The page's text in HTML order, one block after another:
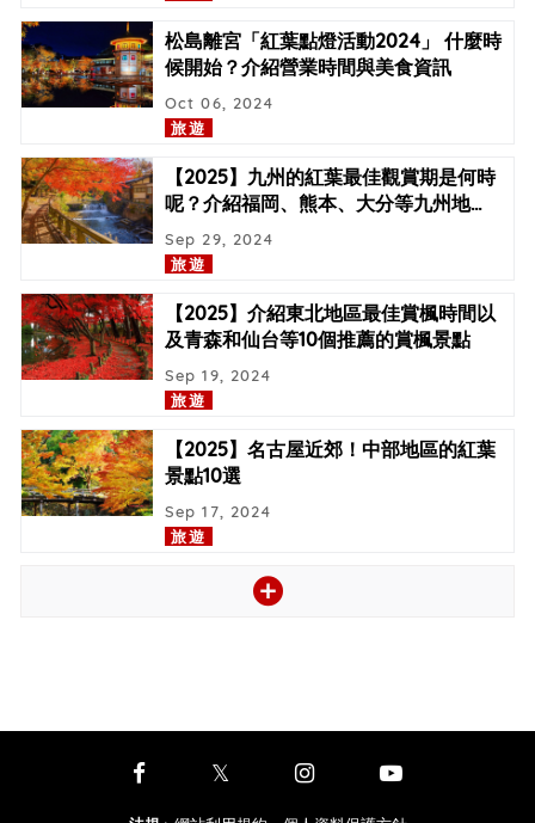
松島離宮「紅葉點燈活動2024」 什麼時
候開始？介紹營業時間與美食資訊
旅遊
Oct 06, 2024
【2025】九州的紅葉最佳觀賞期是何時
呢？介紹福岡、熊本、大分等九州地…
旅遊
Sep 29, 2024
【2025】介紹東北地區最佳賞楓時間以
及青森和仙台等10個推薦的賞楓景點
旅遊
Sep 19, 2024
【2025】名古屋近郊！中部地區的紅葉
景點10選
旅遊
Sep 17, 2024